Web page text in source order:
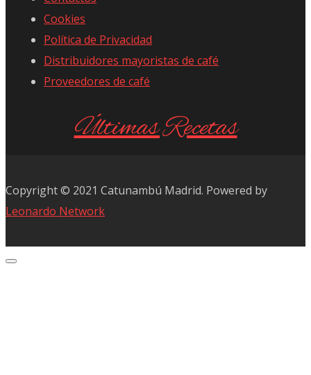
Cookies
Política de Privacidad
Distribuidores mayoristas de café
Proveedores de café
Últimas Recetas
Copyright © 2021 Catunambú Madrid. Powered by
Leonardo Network